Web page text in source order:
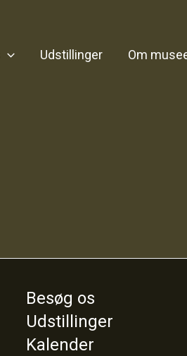
Udstillinger Om
Besøg os
Udstillinger
Kalender